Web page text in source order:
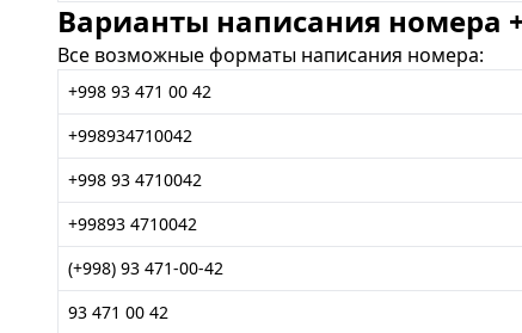
Варианты написания номера
Все возможные форматы написания номера:
+998 93 471 00 42
+998934710042
+998 93 4710042
+99893 4710042
(+998) 93 471-00-42
93 471 00 42